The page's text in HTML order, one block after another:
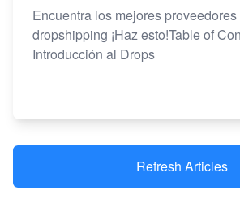
Encuentra los mejores
dropshipping ¡Haz esto!Table of
Introducción al Drops
Refresh Articles